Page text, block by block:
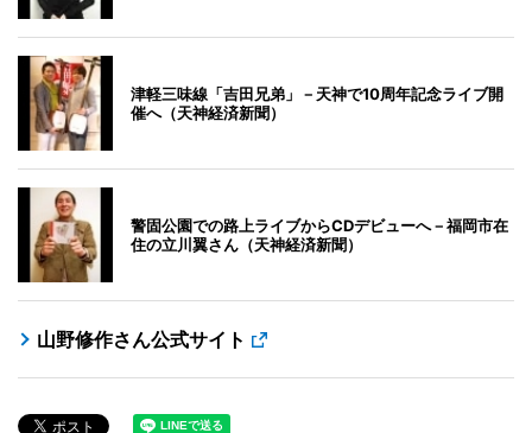
津軽三味線「吉田兄弟」－天神で10周年記念ライブ開
催へ（天神経済新聞）
警固公園での路上ライブからCDデビューへ－福岡市在
住の立川翼さん（天神経済新聞）
山野修作さん公式サイト